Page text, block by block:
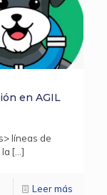
en AGIL
líneas de
[…]
Leer más